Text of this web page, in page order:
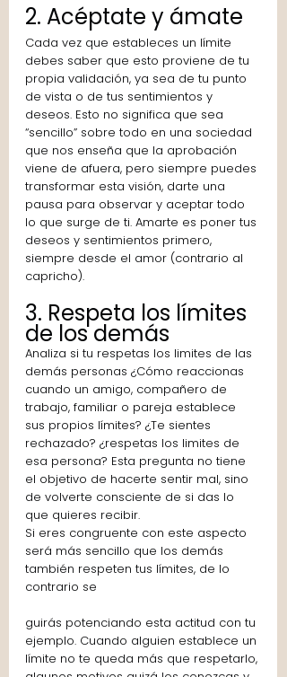
2. Acéptate y ámate
Cada vez que estableces un límite
debes saber que esto proviene de tu
propia validación, ya sea de tu punto
de vista o de tus sentimientos y
deseos. Esto no significa que sea
“sencillo” sobre todo en una sociedad
que nos enseña que la aprobación
viene de afuera, pero siempre puedes
transformar esta visión, darte una
pausa para observar y aceptar todo
lo que surge de ti. Amarte es poner tus
deseos y sentimientos primero,
siempre desde el amor (contrario al
capricho).
3. Respeta los límites
de los demás
Analiza si tu respetas los limites de las
demás personas ¿Cómo reaccionas
cuando un amigo, compañero de
trabajo, familiar o pareja establece
sus propios límites? ¿Te sientes
rechazado? ¿respetas los limites de
esa persona? Esta pregunta no tiene
el objetivo de hacerte sentir mal, sino
de volverte consciente de si das lo
que quieres recibir.
Si eres congruente con este aspecto
será más sencillo que los demás
también respeten tus límites, de lo
contrario se
guirás potenciando esta actitud con tu
ejemplo. Cuando alguien establece un
límite no te queda más que respetarlo,